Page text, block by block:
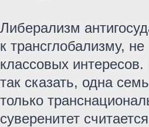
Либерализм
к трансглобализму,
классовых
так сказать, одна
только
суверенитет